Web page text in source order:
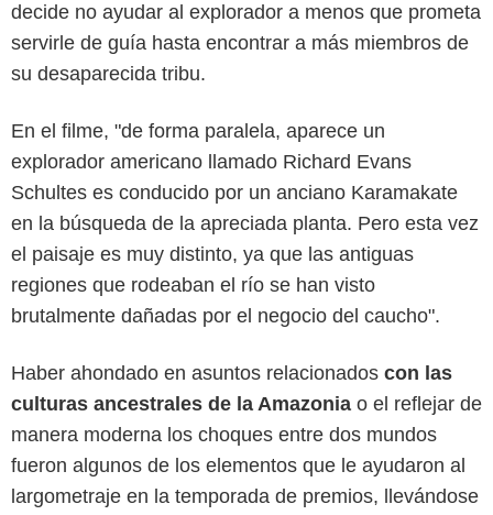
decide no ayudar al explorador a menos que prometa
servirle de guía hasta encontrar a más miembros de
su desaparecida tribu.
En el filme, "de forma paralela, aparece un
explorador americano llamado Richard Evans
Schultes es conducido por un anciano Karamakate
en la búsqueda de la apreciada planta. Pero esta vez
el paisaje es muy distinto, ya que las antiguas
regiones que rodeaban el río se han visto
brutalmente dañadas por el negocio del caucho".
Haber ahondado en asuntos relacionados con las
culturas ancestrales de la Amazonia o el reflejar de
manera moderna los choques entre dos mundos
fueron algunos de los elementos que le ayudaron al
largometraje en la temporada de premios, llevándose